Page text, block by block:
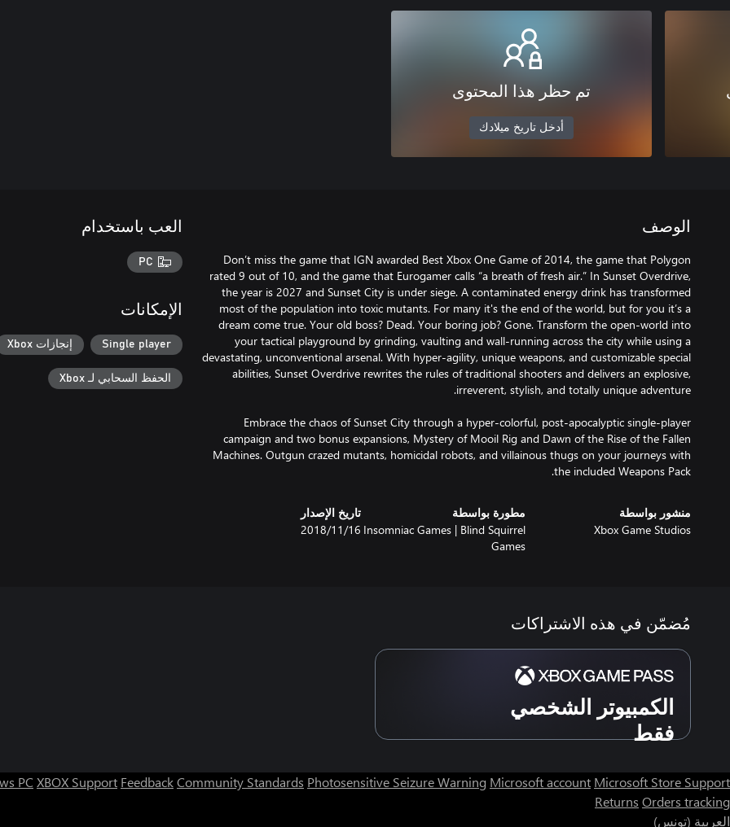
تم حظر هذا المحتوى
أدخل تاريخ ميلادك
الوصف
Don’t miss the game that IGN awarded Best Xbox One Game of 2014, the game that Polygon
rated 9 out of 10, and the game that Eurogamer calls “a breath of fresh air.” In Sunset Overdrive,
the year is 2027 and Sunset City is under siege. A contaminated energy drink has transformed
most of the population into toxic mutants. For many it's the end of the world, but for you it’s a
dream come true. Your old boss? Dead. Your boring job? Gone. Transform the open-world into
your tactical playground by grinding, vaulting and wall-running across the city while using a
devastating, unconventional arsenal. With hyper-agility, unique weapons, and customizable special
abilities, Sunset Overdrive rewrites the rules of traditional shooters and delivers an explosive,
Embrace the chaos of Sunset City through a hyper-colorful, post-apocalyptic single-player
campaign and two bonus expansions, Mystery of Mooil Rig and Dawn of the Rise of the Fallen
Machines. Outgun crazed mutants, homicidal robots, and villainous thugs on your journeys with
the included Weapons Pack.
منشور بواسطة
Xbox Game Studios
مطورة بواسطة
Insomniac Games | Blind Squirrel
Games
تاريخ الإصدار
16‏/11‏/2018
العب باستخدام
PC
الإمكانات
Single player إنجازات Xbox
الحفظ السحابي لـ Xbox
مُضمّن في هذه الاشتراكات
الكمبيوتر الشخصي
فقط
PC XBOX Support FeedbackCommunity Standards Photosensitive Seizure Warning Microsoft account Microsoft Store Support
Returns Orders tracking
العربية (تونس)